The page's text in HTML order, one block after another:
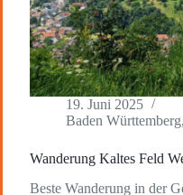
19. Juni 2025
Baden Württemberg,
Wanderung Kaltes Feld
Beste Wanderung in der